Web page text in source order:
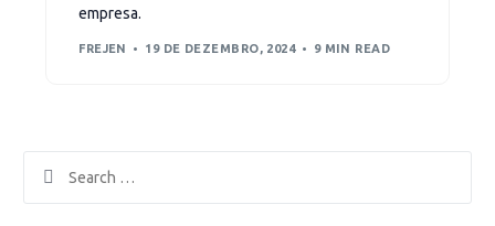
empresa.
FREJEN 19 DE DEZEMBRO, 2024 9 MIN READ